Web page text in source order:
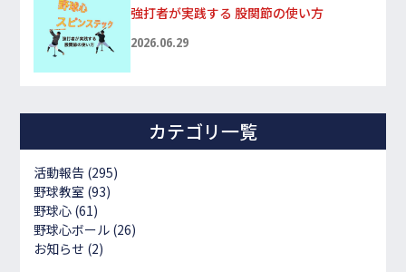
強打者が実践する 股関節の使い方
2026.06.29
カテゴリ一覧
活動報告 (295)
野球教室 (93)
野球心 (61)
野球心ボール (26)
お知らせ (2)